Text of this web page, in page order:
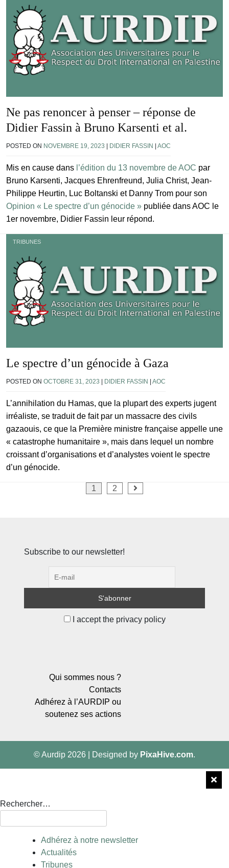
Ne pas renoncer à penser – réponse de
Didier Fassin à Bruno Karsenti et al.
POSTED ON NOVEMBRE 19, 2023 | DIDIER FASSIN | AOC
Mis en cause dans l’édition du 13 novembre de AOC par
Bruno Karsenti, Jacques Ehrenfreund, Julia Christ, Jean-
Philippe Heurtin, Luc Boltanski et Danny Trom pour son
Opinion « Le spectre d’un génocide » publiée dans AOC le
1er novembre, Didier Fassin leur répond.
TRIBUNES
Le spectre d’un génocide à Gaza
POSTED ON OCTOBRE 31, 2023 DIDIER FASSIN AOC
L’annihilation du Hamas, que la plupart des experts jugent
irréaliste, se traduit de fait par un massacre des civils
gazaouis, ce que la Première ministre française appelle une
« catastrophe humanitaire », mais dans lequel un nombre
croissant d’organisations et d’analystes voient le spectre
d’un génocide.
1 2
Subscribe to our newsletter!
I accept the privacy policy
Qui sommes nous ?
Contacts
Adhérez à l’AURDIP ou
soutenez ses actions
© Aurdip 2026 Designed by PixaHive.com.
Rechercher…
Adhérez à notre newsletter
Actualités
Tribunes